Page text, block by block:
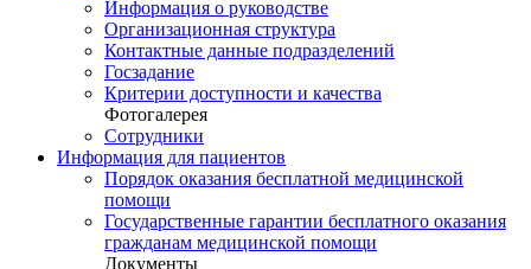
Информация о руководстве
Организационная структура
Контактные данные подразделений
Госзадание
Критерии доступности и качества
Фотогалерея
Сотрудники
Информация для пациентов
Порядок оказания бесплатной медицинской
помощи
Государственные гарантии бесплатного оказания
гражданам медицинской помощи
Документы